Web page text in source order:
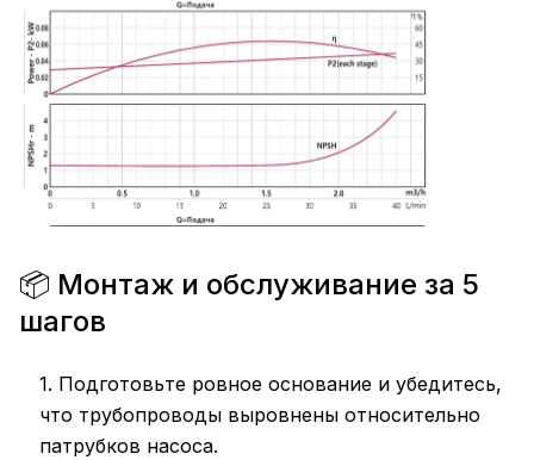
📦 Монтаж и обслуживание за 5
шагов
1. Подготовьте ровное основание и убедитесь,
что трубопроводы выровнены относительно
патрубков насоса.